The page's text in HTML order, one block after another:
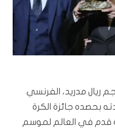
ريال مدريد، الفرنسي
بحصده جائزة الكرة
قدم في العالم لموسم